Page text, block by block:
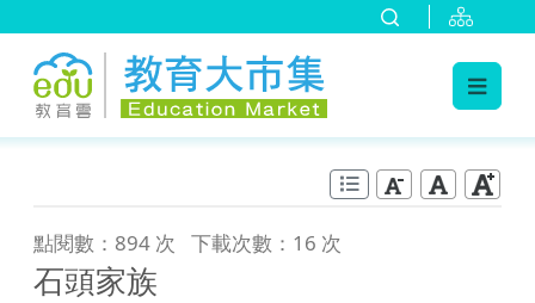
點閱數：894 次 下載次數：16 次
石頭家族